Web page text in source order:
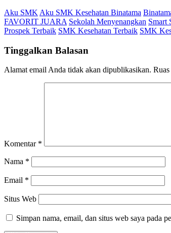
Aku SMK Aku SMK Kesehatan Binatama
FAVORIT JUARA Sekolah Menyenangkan Smart
Prospek Terbaik SMK Kesehatan Terbaik SMK
Tinggalkan Balasan
Alamat email Anda tidak akan dipublikasikan.
Komentar *
Nama *
Email *
Situs Web
Simpan nama, email, dan situs web saya pada